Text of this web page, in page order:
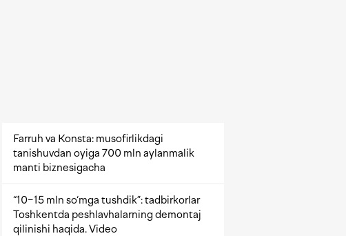
Farruh va Konsta: musofirlikdagi
tanishuvdan oyiga 700 mln aylanmalik
manti biznesigacha
“10−15 mln so‘mga tushdik”: tadbirkorlar
Toshkentda peshlavhalarning demontaj
qilinishi haqida. Video